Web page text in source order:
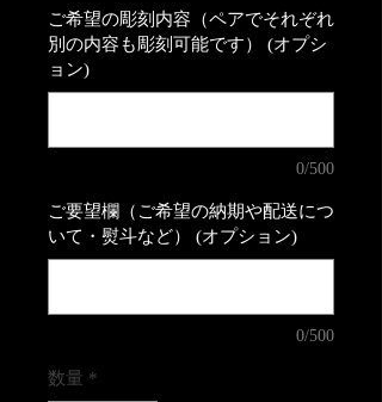
ご希望の彫刻内容（ペアでそれぞれ
別の内容も彫刻可能です） (オプシ
ョン)
0/500
ご要望欄（ご希望の納期や配送につ
いて・熨斗など） (オプション)
0/500
数量 *